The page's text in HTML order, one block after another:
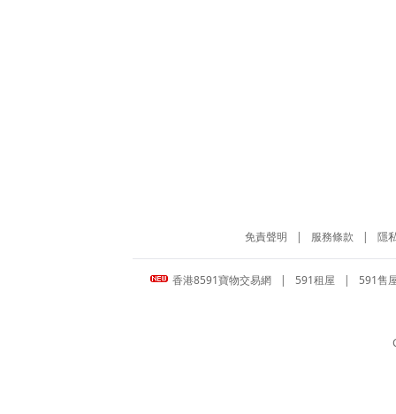
免責聲明 | 服務條款 | 隱
香港8591寶物交易網 | 591租屋 | 591售